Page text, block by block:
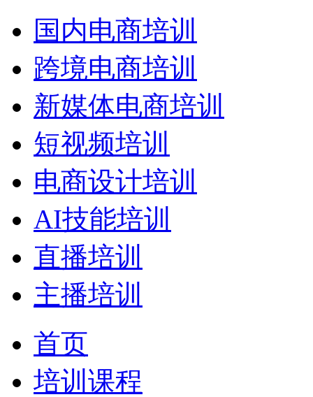
国内电商培训
跨境电商培训
新媒体电商培训
短视频培训
电商设计培训
AI技能培训
直播培训
主播培训
首页
培训课程